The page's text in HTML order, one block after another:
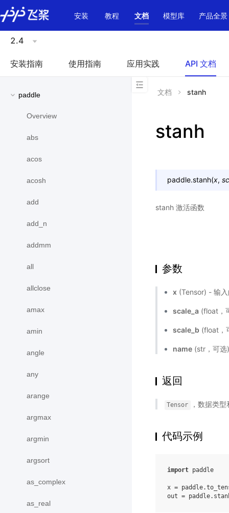
\u200E
安装
教程 文档 模型库 产品全景
2.4
安装指南 使用指南 应用实践 API 文档
paddle
Overview
abs
acos
acosh
add
add_n
addmm
all
allclose
amax
amin
angle
any
arange
argmax
argmin
argsort
as_complex
as_real
文档 stanh
stanh
paddle.stanh(x,
stanh 激活函数
参数
x (Tensor) - 输
scale_a (float，
scale_b (float，
name (str，可
返回
Tensor ，数据类
代码示例
import paddle
x = paddle.
out = paddle.